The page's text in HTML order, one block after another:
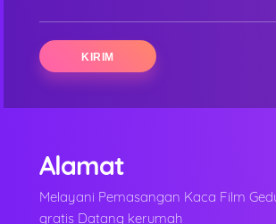
Alamat
Melayani Pemasangan Kaca Film
gratis Datang kerumah